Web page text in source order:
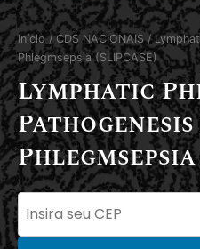
Início/CDS NACIONAIS/
Phlegmsepsia (SLIPCASE)
Lymphatic
Phlegmsepsia